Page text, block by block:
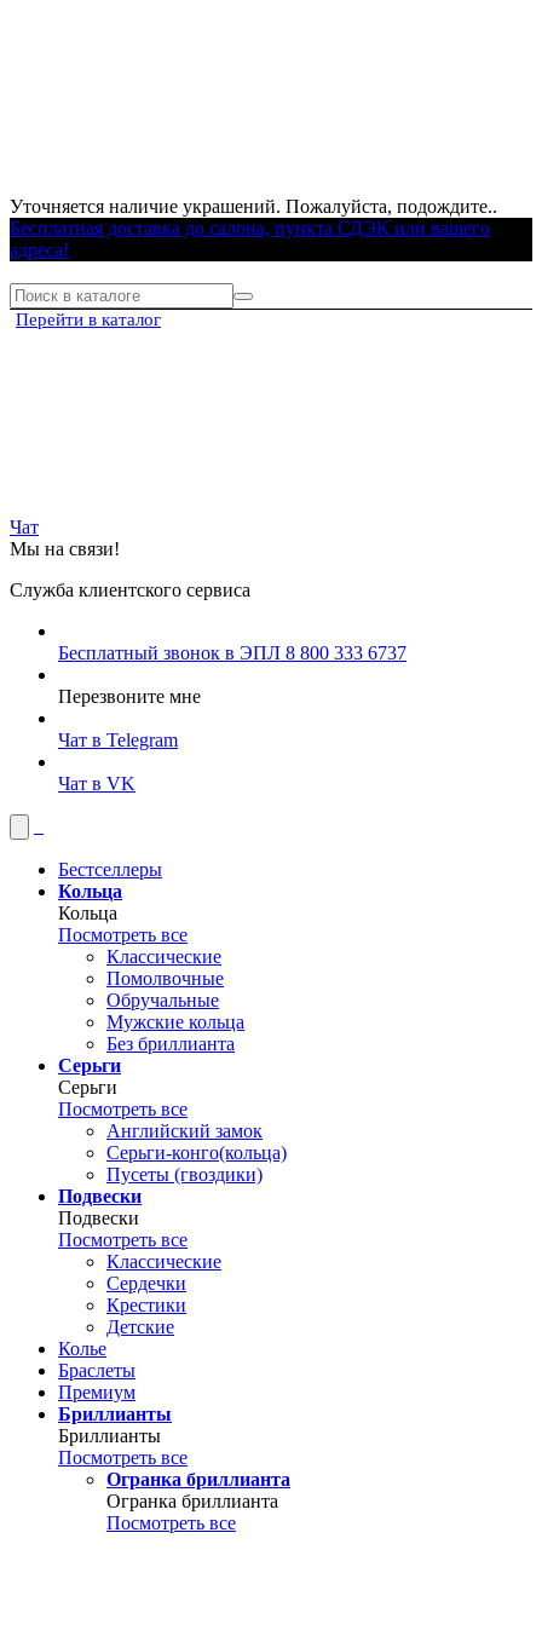
Уточняется наличие украшений. Пожалуйста, подождите..
Бесплатная доставка до салона, пункта СДЭК или вашего
адреса!
Перейти в каталог
Чат
Мы на связи!
Служба клиентского сервиса
Бесплатный звонок в ЭПЛ 8 800 333 6737
Перезвоните мне
Чат в Telegram
Чат в VK
Бестселлеры
Кольца
Кольца
Посмотреть все
Классические
Помолвочные
Обручальные
Мужские кольца
Без бриллианта
Серьги
Серьги
Посмотреть все
Английский замок
Серьги-конго(кольца)
Пусеты (гвоздики)
Подвески
Подвески
Посмотреть все
Классические
Сердечки
Крестики
Детские
Колье
Браслеты
Премиум
Бриллианты
Бриллианты
Посмотреть все
Огранка бриллианта
Огранка бриллианта
Посмотреть все